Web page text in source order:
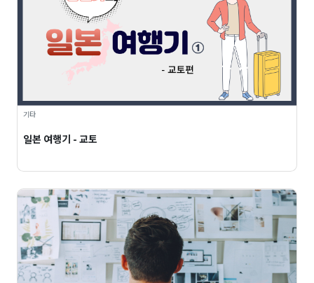
기타
일본 여행기 - 교토